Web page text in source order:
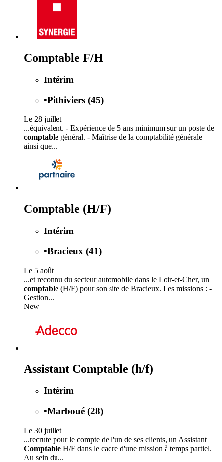
Comptable F/H
Intérim
•Pithiviers (45)
Le 28 juillet
...équivalent. - Expérience de 5 ans minimum sur un poste de
comptable général. - Maîtrise de la comptabilité générale
ainsi que...
Comptable (H/F)
Intérim
•Bracieux (41)
Le 5 août
...et reconnu du secteur automobile dans le Loir-et-Cher, un
comptable (H/F) pour son site de Bracieux. Les missions : -
Gestion...
New
Assistant Comptable (h/f)
Intérim
•Marboué (28)
Le 30 juillet
...recrute pour le compte de l'un de ses clients, un Assistant
Comptable H/F dans le cadre d'une mission à temps partiel.
Au sein du...